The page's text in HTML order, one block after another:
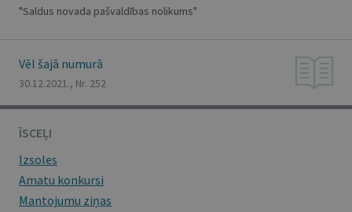
"Saldus novada pašvaldības nolikums"
Vēl šajā numurā
30.12.2021., Nr. 252
ĪSCEĻI
Izsoles
Amatu konkursi
Mantojumu ziņas